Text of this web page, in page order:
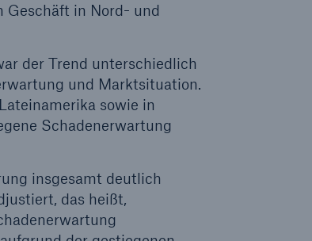
Geschäft in Nord- und
der Trend unterschiedlich
und Marktsituation.
sowie in
Schadenerwartung
insgesamt deutlich
das heißt,